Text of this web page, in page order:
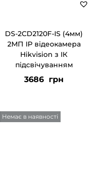
DS-2CD2120F-IS (4мм)
2МП IP відеокамера
Hikvision з ІК
підсвічуванням
3686 грн
Немає в наявності